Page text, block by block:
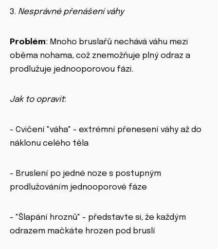
3. Nesprávné přenášení váhy
Problém: Mnoho bruslařů nechává váhu mezi
oběma nohama, což znemožňuje plný odraz a
prodlužuje jednooporovou fázi.
Jak to opravit:
- Cvičení "váha" - extrémní přenesení váhy až do
náklonu celého těla
- Bruslení po jedné noze s postupným
prodlužováním jednooporové fáze
- "Šlapání hroznů" - představte si, že každým
odrazem mačkáte hrozen pod bruslí